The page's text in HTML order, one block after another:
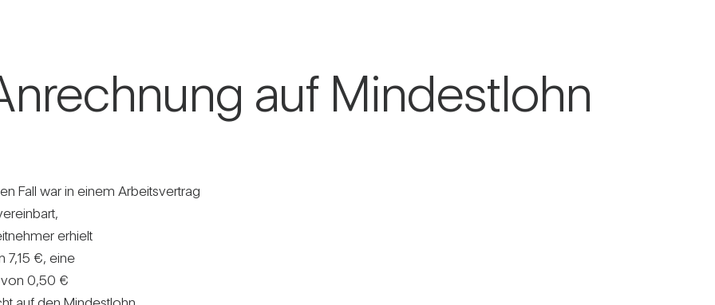
auf Min­dest­lohn
Fall war in einem Arbeits­ver­trag
erhielt
7,15 €, eine
von 0,50 €